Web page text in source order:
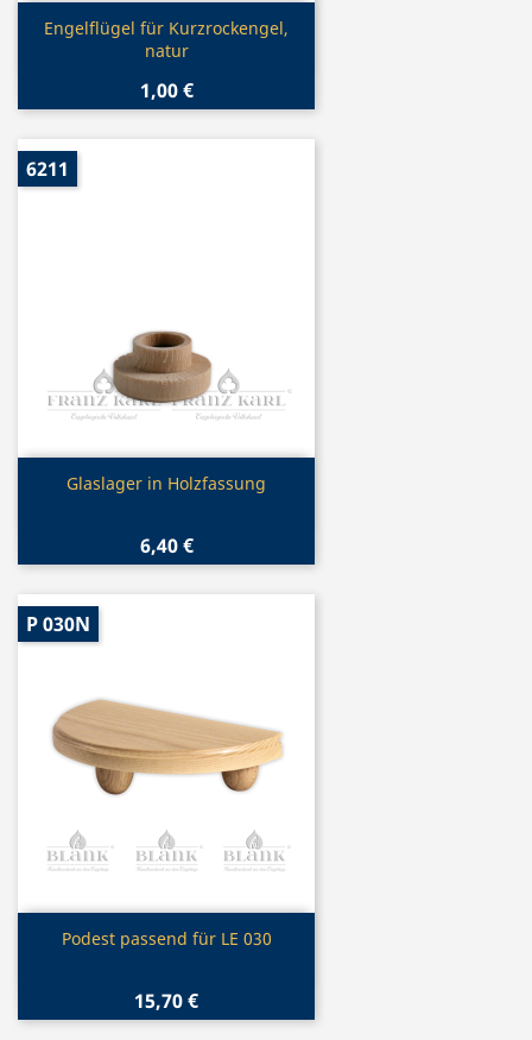
 Vorschau
Engelflügel für Kurzrockengel,
natur
1,00 €
Vorschau
Glaslager in Holzfassung
6,40 €
6211
Vorschau
Podest passend für LE 030
15,70 €
P 030N